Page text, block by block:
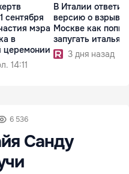
сентября
мэра
в
церемонии
14:11
В Италии
версию о взрыве
Москве как
запугать
3 дня назад
6 536
Санду